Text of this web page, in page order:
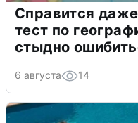
Справится
тест по
стыдно
6 августа 14